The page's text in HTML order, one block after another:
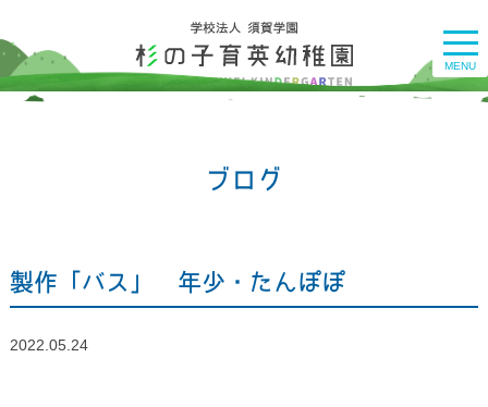
MENU
ブログ
製作「バス」 年少・たんぽぽ
2022.05.24